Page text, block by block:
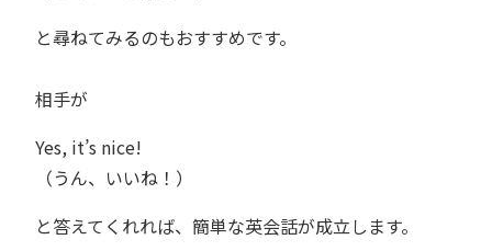
と尋ねてみるのもおすすめです。
相手が
Yes, it’s nice!
（うん、いいね！）
と答えてくれれば、簡単な英会話が成立します。